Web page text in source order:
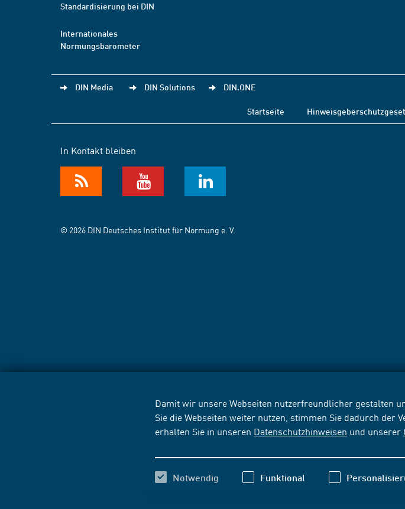
Damit wir unsere Webseiten nutzerfreundlicher gestalten
Sie die Webseiten weiter nutzen, stimmen Sie dadurch der
erhalten Sie in unseren Datenschutzhinweisen und unserer
Notwendig Funktional
Standardisierung bei DIN
Internationales
Normungsbarometer
DIN Media DIN Solutions DIN.ONE
Startseite
In Kontakt bleiben
© 2026 DIN Deutsches Institut für Normung e. V.